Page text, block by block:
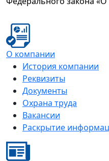
О компании
История компании
Реквизиты
Документы
Охрана труда
Вакансии
Раскрытие